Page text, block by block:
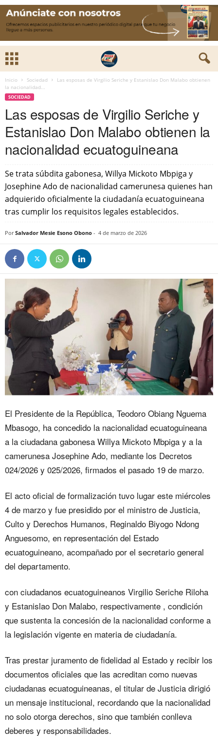
Inicio Sociedad
Las esposas de Virgilio Seriche y Estanislao Don Malabo obtienen
la nacionalidad...
SOCIEDAD
Las esposas de Virgilio Seriche y
Estanislao Don Malabo obtienen la
nacionalidad ecuatoguineana
Se trata súbdita gabonesa, Willya Mickoto Mbpiga y
Josephine Ado de nacionalidad camerunesa quienes han
adquierido oficialmente la ciudadanía ecuatoguineana
tras cumplir los requisitos legales establecidos.
Por Salvador Mesie Esono Obono - 4 de marzo de 2026
El Presidente de la República, Teodoro Obiang Nguema
Mbasogo, ha concedido la nacionalidad ecuatoguineana
a la ciudadana gabonesa Willya Mickoto Mbpiga y a la
camerunesa Josephine Ado, mediante los Decretos
024/2026 y 025/2026, firmados el pasado 19 de marzo.
El acto oficial de formalización tuvo lugar este miércoles
4 de marzo y fue presidido por el ministro de Justicia,
Culto y Derechos Humanos, Reginaldo Biyogo Ndong
Anguesomo, en representación del Estado
ecuatoguineano, acompañado por el secretario general
del departamento.
con ciudadanos ecuatoguineanos Virgilio Seriche Riloha
y Estanislao Don Malabo, respectivamente , condición
que sustenta la concesión de la nacionalidad conforme a
la legislación vigente en materia de ciudadanía.
Tras prestar juramento de fidelidad al Estado y recibir los
documentos oficiales que las acreditan como nuevas
ciudadanas ecuatoguineanas, el titular de Justicia dirigió
un mensaje institucional, recordando que la nacionalidad
no solo otorga derechos, sino que también conlleva
deberes y responsabilidades.